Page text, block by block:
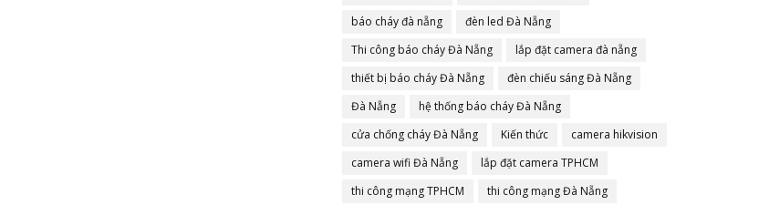
báo cháy đà nẵng
đèn led Đà Nẵng
Thi công báo cháy Đà Nẵng
lắp đặt camera đà nẵng
thiết bị báo cháy Đà Nẵng
đèn chiếu sáng Đà Nẵng
Đà Nẵng
hệ thống báo cháy Đà Nẵng
cửa chống cháy Đà Nẵng
Kiến thức
camera hikvision
camera wifi Đà Nẵng
lắp đặt camera TPHCM
thi công mạng TPHCM
thi công mạng Đà Nẵng